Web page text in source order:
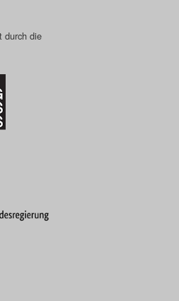
durch die